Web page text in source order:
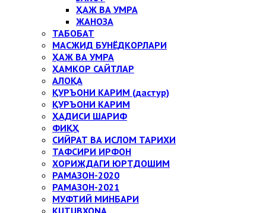
ҲАЖ ВА УМРА
ЖАНОЗА
ТАБОБАТ
МАСЖИД БУНЁДКОРЛАРИ
ҲАЖ ВА УМРА
ҲАМКОР САЙТЛАР
АЛОҚА
ҚУРЪОНИ КАРИМ (дастур)
ҚУРЪОНИ КАРИМ
ҲАДИСИ ШАРИФ
ФИҚҲ
СИЙРАТ ВА ИСЛОМ ТАРИХИ
ТАФСИРИ ИРФОН
ХОРИЖДАГИ ЮРТДОШИМ
РАМАЗОН-2020
РАМАЗОН-2021
МУФТИЙ МИНБАРИ
KUTUBXONA